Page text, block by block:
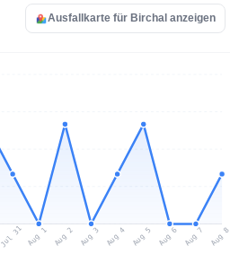
Ausfallkarte für Birchal anzeigen
Jul 31 Aug 1 Aug 2 Aug 3 Aug 4 Aug 5 Aug 6 Aug 7 Aug 8